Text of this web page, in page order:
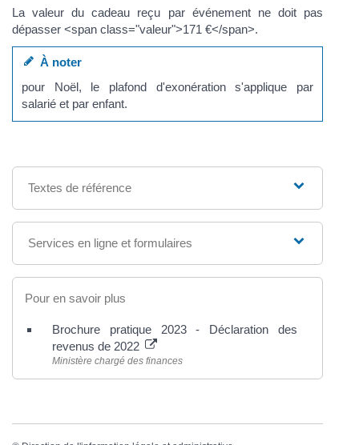
La valeur du cadeau reçu par événement ne doit pas
dépasser <span class="valeur">171 €</span>.
À noter
pour Noël, le plafond d'exonération s'applique par
salarié et par enfant.
Textes de référence
Services en ligne et formulaires
Pour en savoir plus
Brochure pratique 2023 - Déclaration des
revenus de 2022
Ministère chargé des finances